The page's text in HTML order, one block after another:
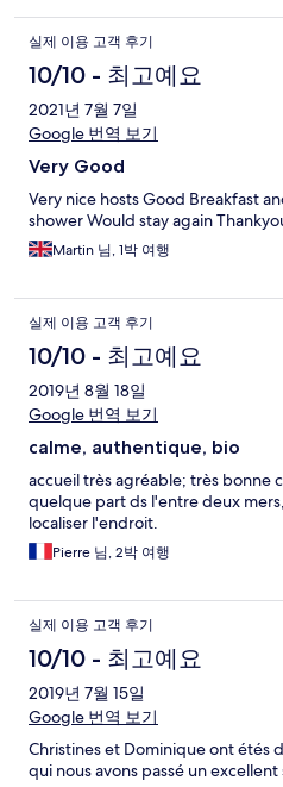
실제 이용 고객 후기
10/10 - 최고예요
2021년 7월 7일
Google 번역 보기
Very Good
Very nice hosts Good Breakfast
shower Would stay again
Martin 님, 1박 여행
실제 이용 고객 후기
10/10 - 최고예요
2019년 8월 18일
Google 번역 보기
calme, authentique, bio
accueil très agréable; très bonne
quelque part ds l'entre deux
localiser l'endroit.
Pierre 님, 2박 여행
실제 이용 고객 후기
10/10 - 최고예요
2019년 7월 15일
Google 번역 보기
Christines et Dominique ont étés
qui nous avons passé un excellent